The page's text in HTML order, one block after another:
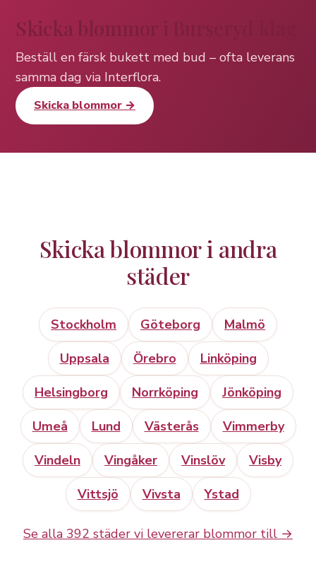
Skicka blommor i Burseryd idag
Beställ en färsk bukett med bud – ofta leverans
samma dag via Interflora.
Skicka blommor →
Skicka blommor i andra
städer
Stockholm Göteborg
Malmö
Uppsala
Örebro
Linköping
Helsingborg
Norrköping
Jönköping
Umeå
Lund Västerås
Vimmerby
Vindeln
Vingåker Vinslöv
Visby
Vittsjö
Vivsta Ystad
Se alla 392 städer vi levererar blommor till →